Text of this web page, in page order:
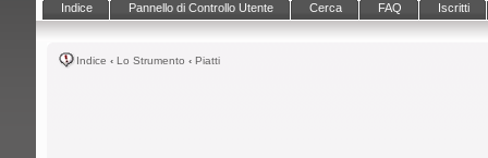
Indice Pannello di Controllo Utente Cerca FAQ Iscritti
Indice ‹ Lo Strumento ‹ Piatti